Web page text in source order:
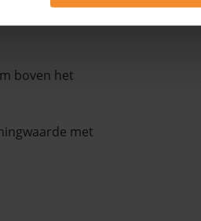
boven het
met